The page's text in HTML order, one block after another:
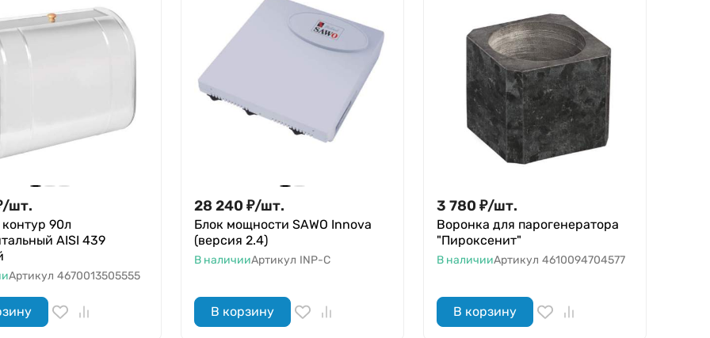
/шт.
90л
AISI 439
Артикул 4670013505555
28 240 ₽/шт.
Блок мощности SAWO Innova
(версия 2.4)
В наличииАртикул INP-C
В корзину
3 780 ₽/шт.
Воронка для парогенератора
"Пироксенит"
В наличииАртикул 4610094704577
В корзину